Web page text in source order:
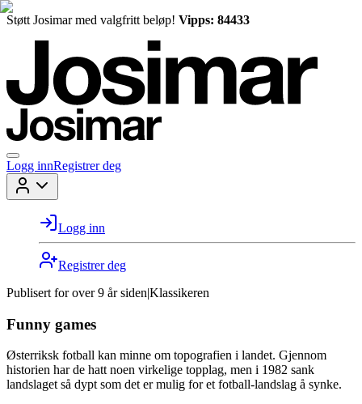
Støtt Josimar med valgfritt beløp! Vipps: 84433
Logg innRegistrer deg
Logg inn
Registrer deg
Publisert for over 9 år siden|Klassikeren
Funny games
Østerriksk fotball kan minne om topografien i landet. Gjennom
historien har de hatt noen virkelige topplag, men i 1982 sank
landslaget så dypt som det er mulig for et fotball-landslag å synke.